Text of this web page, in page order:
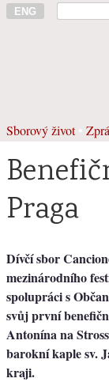
ENG
Sborový život•
Praga
Dívčí sbor
mezinárodního
spolupráci s
svůj první
Antonína na
barokní kaple sv.
kraji.